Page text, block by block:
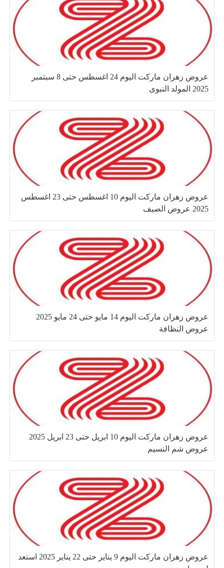
عروض زهران ماركت اليوم 24 اغسطس حتى 8 سبتمبر
2025 المولد النبوى
عروض زهران ماركت اليوم 10 اغسطس حتى 23 اغسطس
2025 عروض الصيف
عروض زهران ماركت اليوم 14 مايو حتى 24 مايو 2025
عروض النظافة
عروض زهران ماركت اليوم 10 ابريل حتى 23 ابريل 2025
عروض شم النسيم
عروض زهران ماركت اليوم 9 يناير حتى 22 يناير 2025 استعد